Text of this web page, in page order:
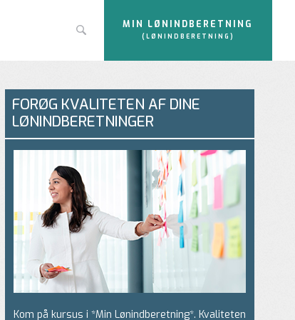
MIN LØNINDBERETNING
(LØNINDBERETNING)
FORØG KVALITETEN AF DINE
LØNINDBERETNINGER
Kom på kursus i *Min Lønindberetning*. Kvaliteten